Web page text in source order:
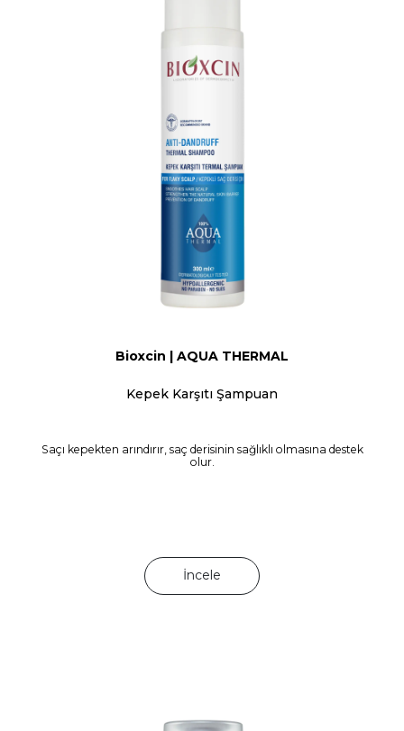
Bioxcin | AQUA THERMAL
Kepek Karşıtı Şampuan
Saçı kepekten arındırır, saç derisinin sağlıklı olmasına destek
olur.
İncele